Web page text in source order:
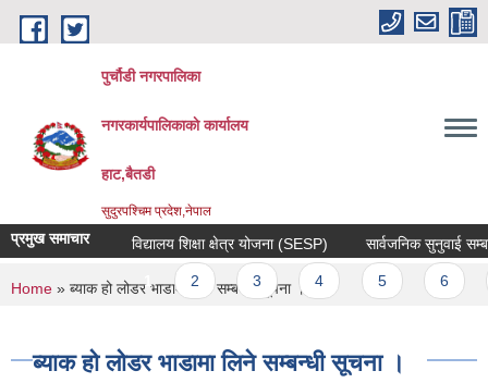
Skip to main content
पुर्चौडी नगरपालिका
नगरकार्यपालिकाकाे कार्यालय
हाट,बैतडी
सुदुरपश्चिम प्रदेश,नेपाल
प्रमुख समाचार विद्यालय शिक्षा क्षेत्र योजना (SESP) सार्वजनिक सुनुवाई
Pages
1 2 3
You are here
Home » ब्याक हो लोडर भाडामा लिने सम्बन्धी सूचना ।
ब्याक हो लोडर भाडामा लिने सम्बन्धी सूचना ।